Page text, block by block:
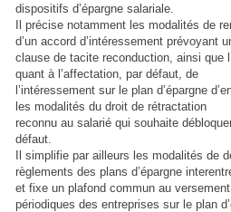
dispositifs d’épargne salariale.
Il précise notamment les modalités de
d’un accord d’intéressement prévoyant
clause de tacite reconduction, ainsi que
quant à l’affectation, par défaut, de
l’intéressement sur le plan d’épargne
les modalités du droit de rétractation
reconnu au salarié qui souhaite
défaut.
Il simplifie par ailleurs les modalités de
règlements des plans d’épargne
et fixe un plafond commun au
périodiques des entreprises sur le plan